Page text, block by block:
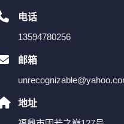
电话
13594780256
邮箱
地址